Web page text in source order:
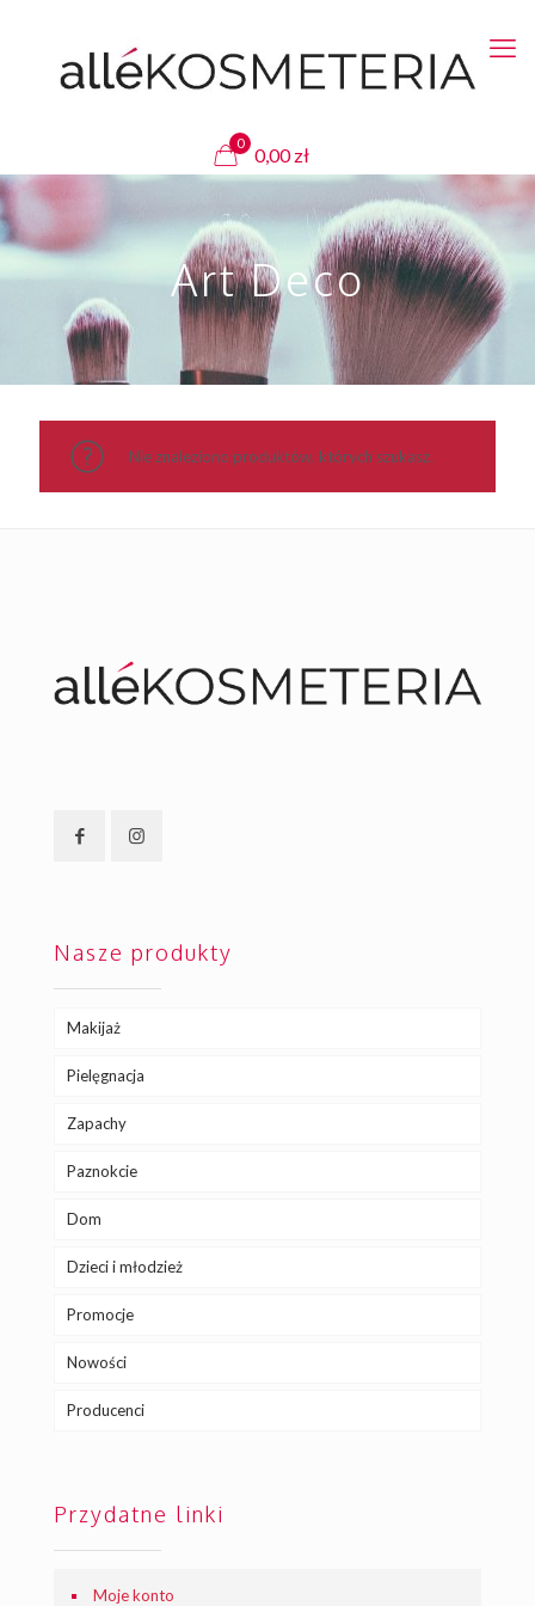
0
0,00zł
Art Deco
Nie znaleziono produktów, których szukasz.
Nasze produkty
Makijaż
Pielęgnacja
Zapachy
Paznokcie
Dom
Dzieci i młodzież
Promocje
Nowości
Producenci
Przydatne linki
Moje konto